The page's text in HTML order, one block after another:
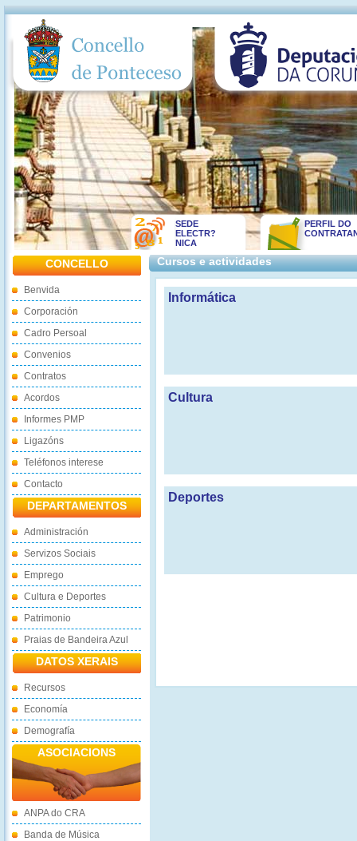
SEDE
ELECTR?
NICA
PERFIL DO
CONCELLO
Benvida
Corporación
Cadro Persoal
Convenios
Contratos
Acordos
Informes PMP
Ligazóns
Teléfonos interese
Contacto
DEPARTAMENTOS
Administración
Servizos Sociais
Emprego
Cultura e Deportes
Patrimonio
Praias de Bandeira Azul
DATOS XERAIS
Recursos
Economía
Demografía
ASOCIACIONS
ANPA do CRA
Banda de Música
Cursos e actividades
Informática
Cultura
Deportes